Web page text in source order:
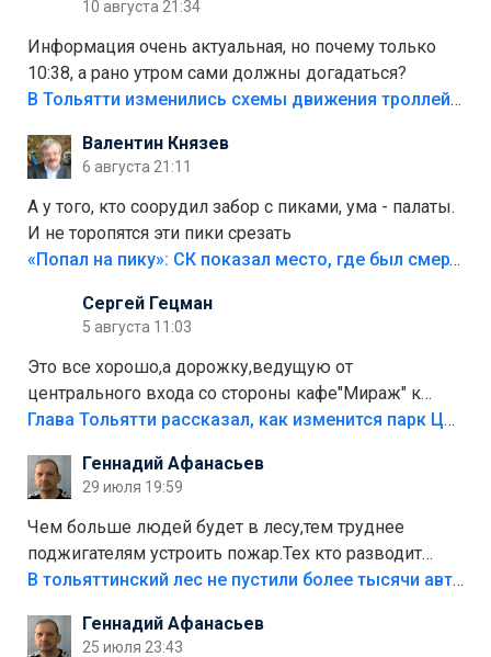
10 августа 21:34
Информация очень актуальная, но почему только
10:38, а рано утром сами должны догадаться?
В Тольятти изменились схемы движения троллейбусов
Валентин Князев
6 августа 21:11
А у того, кто соорудил забор с пиками, ума - палаты.
И не торопятся эти пики срезать
«Попал на пику»: СК показал место, где был смертельно травмирован ребенок в Тольятти
Сергей Гецман
5 августа 11:03
Это все хорошо,а дорожку,ведущую от
центрального входа со стороны кафе"Мираж" к
аттракционам слабо доделать?А то бордюры
лежала в парке и испортилась.Да еще,видимо,часть
украли.
Глава Тольятти рассказал, как изменится парк Центрального района
Геннадий Афанасьев
29 июля 19:59
Чем больше людей будет в лесу,тем труднее
поджигателям устроить пожар.Тех кто разводит
костры,тех надо безбожно штрафовать.Камер полно
Штрафы мизерные.
В тольяттинский лес не пустили более тысячи автомобилей
Геннадий Афанасьев
25 июля 23:43